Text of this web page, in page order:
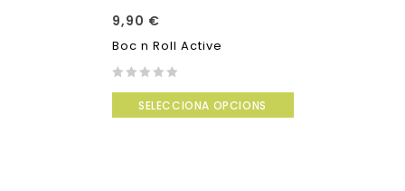
9,90 €
Boc n Roll Active
of
SELECCIONA OPCIONS